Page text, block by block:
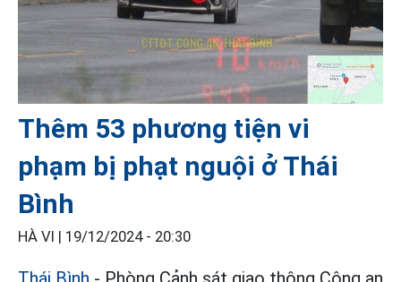
Thêm 53 phương tiện vi
phạm bị phạt nguội ở Thái
Bình
HÀ VI | 19/12/2024 - 20:30